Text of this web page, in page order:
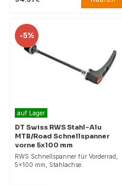
-5%
auf Lager
DT Swiss RWS Stahl-Alu
MTB/Road Schnellspanner
vorne 5x100 mm
RWS Schnellspanner für Vorderrad,
5x100 mm, Stahlachse.